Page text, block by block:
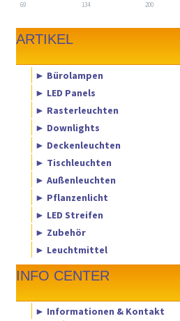
69 134 200
ARTIKEL
► Bürolampen
► LED Panels
► Rasterleuchten
► Downlights
► Deckenleuchten
► Tischleuchten
► Außenleuchten
► Pflanzenlicht
► LED Streifen
► Zubehör
► Leuchtmittel
INFO CENTER
► Informationen & Kontakt